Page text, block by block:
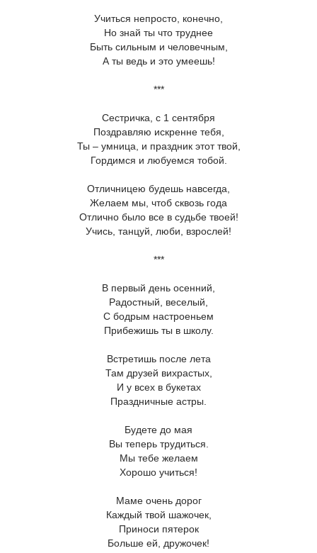
Учиться непросто, конечно,
Но знай ты что труднее
Быть сильным и человечным,
А ты ведь и это умеешь!
***
Сестричка, с 1 сентября
Поздравляю искренне тебя,
Ты – умница, и праздник этот твой,
Гордимся и любуемся тобой.
Отличницею будешь навсегда,
Желаем мы, чтоб сквозь года
Отлично было все в судьбе твоей!
Учись, танцуй, люби, взрослей!
***
В первый день осенний,
Радостный, веселый,
С бодрым настроеньем
Прибежишь ты в школу.
Встретишь после лета
Там друзей вихрастых,
И у всех в букетах
Праздничные астры.
Будете до мая
Вы теперь трудиться.
Мы тебе желаем
Хорошо учиться!
Маме очень дорог
Каждый твой шажочек,
Приноси пятерок
Больше ей, дружочек!